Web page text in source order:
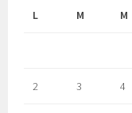
L
M M
2 3 4